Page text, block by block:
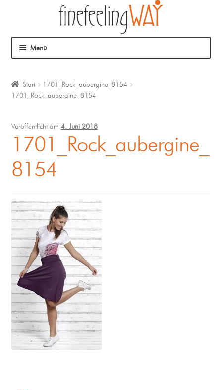
Menü
Mein Angebot
Coaching
Klangmassage
Start
1701_Rock_aubergine_8154
1701_Rock_aubergine_8154
Veröffentlicht am 4. Juni 2018
1701_Rock_aubergine_
8154